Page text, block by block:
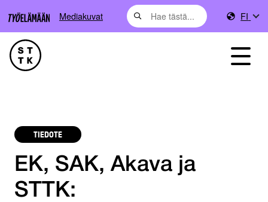
Mediakuvat FI
TIEDOTE
EK, SAK, Akava ja
STTK: